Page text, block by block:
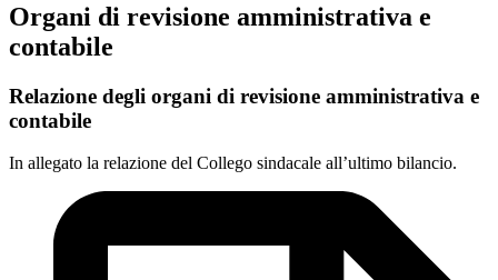
Organi di revisione amministrativa e
contabile
Relazione degli organi di revisione amministrativa e
contabile
In allegato la relazione del Collego sindacale all’ultimo bilancio.